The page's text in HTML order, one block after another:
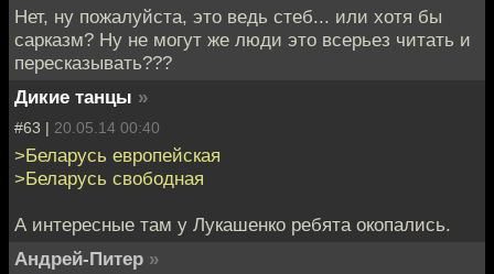
Нет, ну пожалуйста, это ведь стеб... или хотя бы
сарказм? Ну не могут же люди это всерьез читать и
пересказывать???
Дикие танцы »
#63 | 20.05.14 00:40
>Беларусь европейская
>Беларусь свободная
А интересные там у Лукашенко ребята окопались.
Андрей-Питер »